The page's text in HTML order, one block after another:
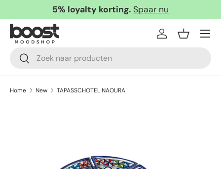
Ga naar inhoud
5% loyalty korting. Spaar nu
Zoeken
Zoeken
InloggenMandje
Menu
Home New TAPASSCHOTEL NAOURA